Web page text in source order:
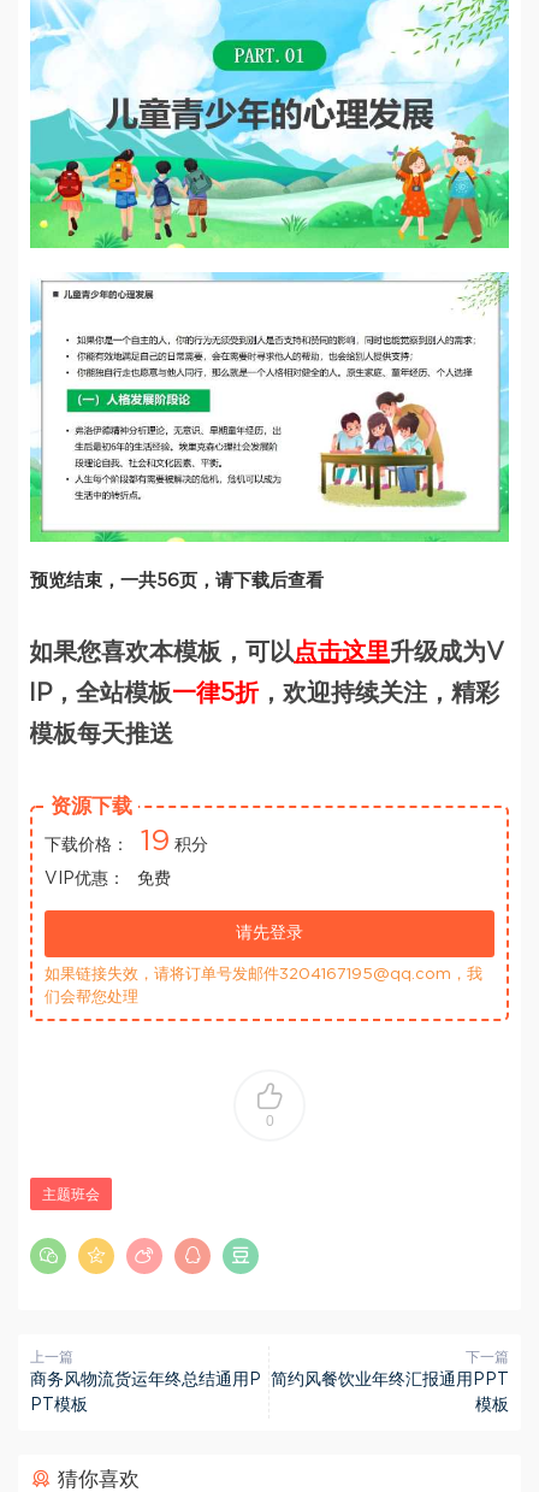
预览结束，一共56页，请下载后查看
如果您喜欢本模板，可以点击这里升级成为V
IP，全站模板一律5折，欢迎持续关注，精彩
模板每天推送
资源下载
下载价格： 19 积分
VIP优惠：
免费
请先登录
如果链接失效，请将订单号发邮件3204167195@qq.com，我
们会帮您处理
0
主题班会
上一篇
商务风物流货运年终总结通用P
PT模板
下一篇
简约风餐饮业年终汇报通用PPT
模板
猜你喜欢